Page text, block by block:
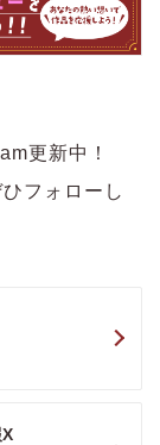
更新中！
フォローし